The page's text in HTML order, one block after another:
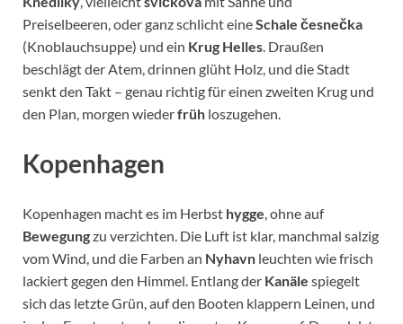
Preiselbeeren, oder ganz schlicht eineSchale česnečka
(Knoblauchsuppe) und ein Krug Helles . Draußen
beschlägt der Atem, drinnen glüht Holz, und die Stadt
senkt den Takt – genau richtig für einen zweiten Krug und
den Plan, morgen wiederfrüh loszugehen.
Kopenhagen
Kopenhagen macht es im Herbst hygge, ohne auf
Bewegungzu verzichten. Die Luft ist klar, manchmal salzig
vom Wind, und die Farben an Nyhavn leuchten wie frisch
lackiert gegen den Himmel. Entlang der Kanäle spiegelt
sich das letzte Grün, auf den Booten klappern Leinen, und